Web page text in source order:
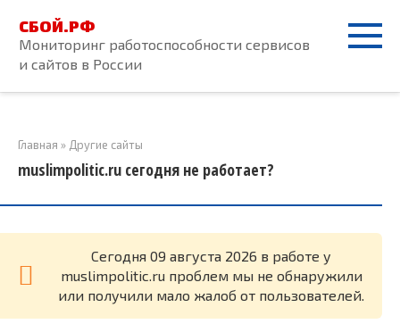
контенту
СБОЙ.РФ
Мониторинг работоспособности сервисов
и сайтов в России
Главная » Другие сайты
muslimpolitic.ru сегодня не работает?
Cегодня 09 августа 2026 в работе у
muslimpolitic.ru проблем мы не обнаружили
или получили мало жалоб от пользователей.